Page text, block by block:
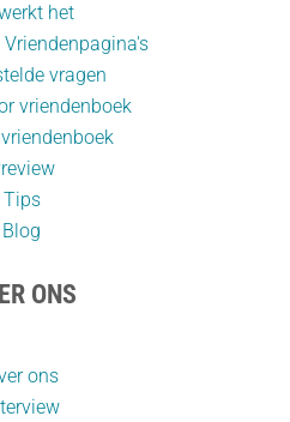
het
vragen
vriendenboek
Tips
Blog
ONS
ons